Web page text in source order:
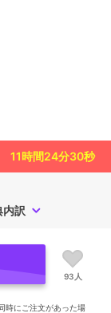
11時間24分28秒
内訳
93人
時にご注文があった場